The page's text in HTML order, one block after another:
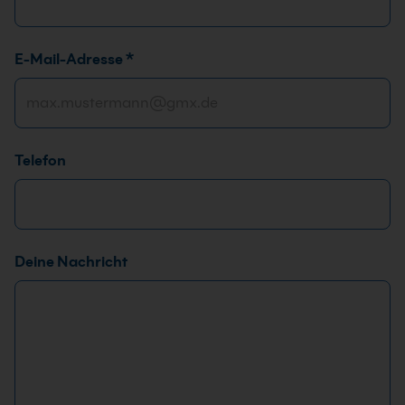
E-Mail-Adresse *
Telefon
Deine Nachricht